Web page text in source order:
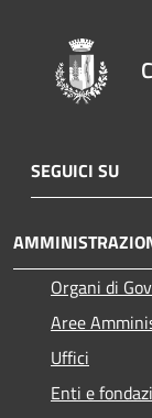
SEGUICI SU
Organi di
Aree
Uffici
Enti e